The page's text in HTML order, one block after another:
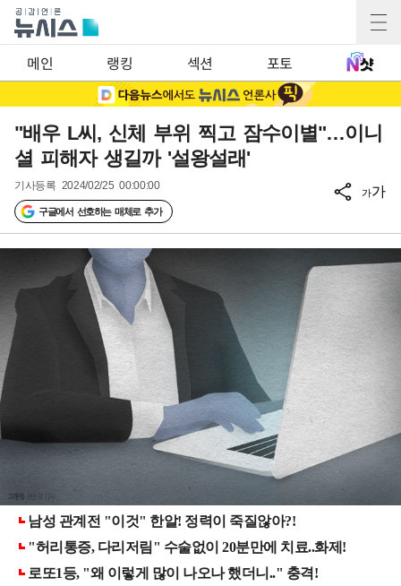
메인 랭킹 섹션 포토
"배우 L씨, 신체 부위 찍고 잠수이별"…이니
셜 피해자 생길까 '설왕설래'
기사등록 2024/02/25 00:00:00
구글에서 선호하는 매체로 추가
가가